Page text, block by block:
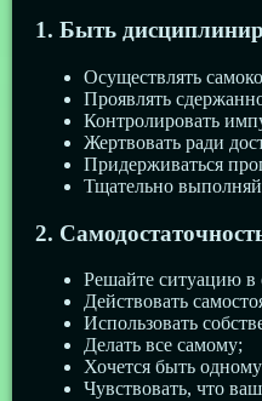
1. Быть
Осуществлять
Проявлять
Контролировать
Жертвовать ради
Придерживаться
Тщательно
2.
Решайте ситуацию в
Действовать
Использовать
Делать все самому;
Хочется быть
Чувствовать, что